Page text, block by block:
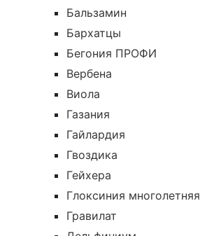
Бальзамин
Бархатцы
Бегония ПРОФИ
Вербена
Виола
Газания
Гайлардия
Гвоздика
Гейхера
Глоксиния многолетняя
Гравилат